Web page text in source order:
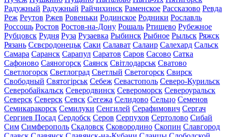
Радужный Радужный Райчихинск Раменское Рассказово Ревда
Реж Реутов Ржев Ровеньки Родинское Родники Рославль
Россошь Ростов Ростов-на-Дону Рошаль Ртищево Рубежное
Рубцовск Рудня Руза Рузаевка Рыбинск Рыбное Рыльск Ряжск
Рязань Сєвєродонецьк Саки Салават Салаир Салехард Сальск
Самара Саранск Сарапул Саратов Саров Сасово Сатка
Сафоново Саяногорск Саянск Світлодарськ Сватово
Светлогорск Светлоград Светлый Светогорск Свирск
Свободный Святогірськ Себеж Севастополь Северо-Курильск
Северобайкальск Северодвинск Североморск Североуральск
Северск Северск Севск Сегежа Селидово Сельцо Семенов
Семикаракорск Семилуки Сенгилей Серафимович Сергач
Сергиев Посад Сердобск Серов Серпухов Сертолово Сибай
Сим Симферополь Скадовск Сковородино Скопин Славгород